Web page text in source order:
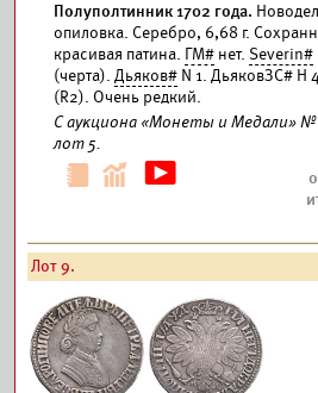
Полуполтинник 1702 года.
опиловка. Серебро, 6,68 г.
красивая патина. ГМ# нет. Severin#
(черта). Дьяков# N 1. ДьяковЗС# Н
(R2). Очень редкий.
С аукциона «Монеты и Медали» №
лот 5.
Лот 9.